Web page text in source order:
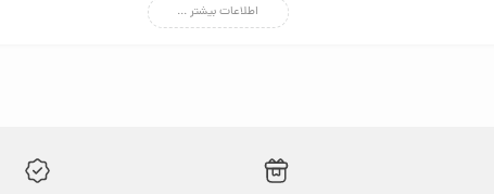
ولی تمایل به استفاده از گوشواره دارید گوشواره‌های کوچک مگنتی گزینه‌های بسیار
و دخترانه دارند.
اطلاعات بیشتر ...